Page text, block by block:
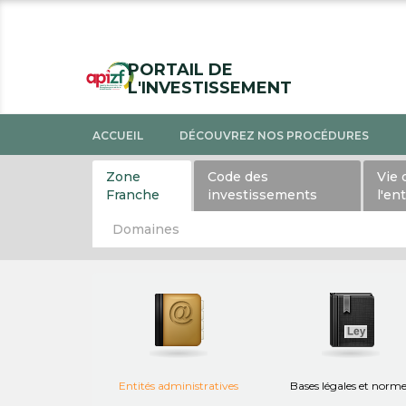
PORTAIL DE
L'INVESTISSEMENT
ACCUEIL DÉCOUVREZ NOS PROCÉDURES
Zone
Franche
Code des
investissements
Vie
Domaines
Entités administratives Bases légales et